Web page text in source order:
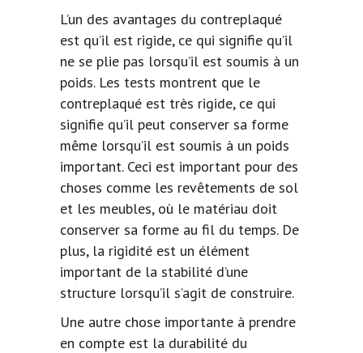
L’un des avantages du contreplaqué
est qu’il est rigide, ce qui signifie qu’il
ne se plie pas lorsqu’il est soumis à un
poids. Les tests montrent que le
contreplaqué est très rigide, ce qui
signifie qu’il peut conserver sa forme
même lorsqu’il est soumis à un poids
important. Ceci est important pour des
choses comme les revêtements de sol
et les meubles, où le matériau doit
conserver sa forme au fil du temps. De
plus, la rigidité est un élément
important de la stabilité d’une
structure lorsqu’il s’agit de construire.
Une autre chose importante à prendre
en compte est la durabilité du